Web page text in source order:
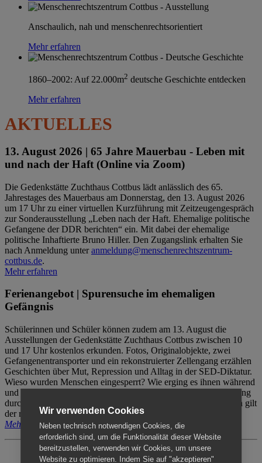
Anschaulich, nah und menschenrechtsorientiert
Mehr erfahren
1860–2002: Auf 22.000m2 deutsche Geschichte entdecken
Mehr erfahren
AKTUELLES
13. August 2026 | 65 Jahre Mauerbau - Leben mit
und nach der Haft (Online via Zoom)
Die Gedenkstätte Zuchthaus Cottbus lädt anlässlich des 65.
Jahrestages des Mauerbaus am Donnerstag, den 13. August 2026
um 17 Uhr zu einer virtuellen Kurzführung mit Zeitzeugengespräch
zur Sonderausstellung „Leben nach der Haft. Ehemalige politische
Gefangene der DDR berichten“ ein. Mit dabei der ehemalige
politische Inhaftierte Bruno Hiller. Den Zugangslink erhalten Sie
nach Anmeldung unteranmeldung@menschenrechtszentrum-
cottbus.de.
Mehr erfahren
Ferienangebot | Spurensuche im ehemaligen
Gefängnis
Schülerinnen und Schüler können zudem am 13. August die
Ausstellungen der Gedenkstätte Zuchthaus Cottbus zwischen 10
und 17 Uhr kostenlos erkunden. Fotos, Originalobjekte, zwei
Gefangenentransporter und ein rekonstruierter Zellengang erzählen
Geschichten über Mut, Repression und Alltag in der SED-Diktatur.
Wieso wurden Menschen eingesperrt? Wie erging es ihnen während
und nach der Haft? Der Besuch erfolgt individuell ohne Betreuung
durch das Menschenrechtszentrum Cottbus. Für Begleitpersonen gilt
der reguläre Eintritt (8€ / ermäßigt 5€).
Mehr erfahren
Wir verwenden Cookies
Neben technisch notwendigen Cookies, die
erforderlich sind, um die Funktionalität dieser Website
bereitzustellen, verwenden wir Cookies, um unsere
Website zu optimieren. Indem Sie auf "akzeptieren"